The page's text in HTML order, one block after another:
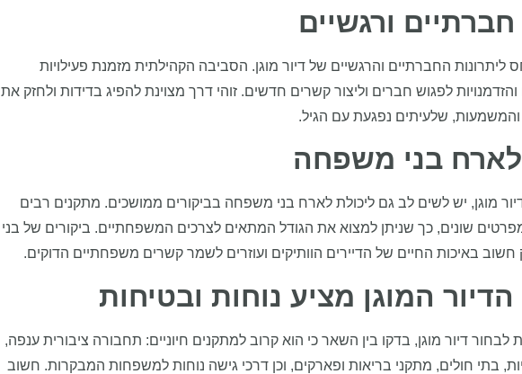
חברתיים ורגשיים
ליתרונות החברתיים והרגשיים של דיור מוגן. הסביבה הקהילתית מזמנת פעילויות
והזדמנויות לפגוש חברים וליצור קשרים חדשים. זוהי דרך מצוינת להפיג בדידות ולחזק את
שלעיתים נפגעת עם הגיל.
לארח בני משפחה
מוגן, יש לשים לב גם ליכולת לארח בני משפחה בביקורים ממושכים. מתקנים רבים
שונים, כך שניתן למצוא את הגודל המתאים לצרכים המשפחתיים. ביקורים של בני
באיכות החיים של הדיירים הוותיקים ועוזרים לשמר קשרים משפחתיים הדוקים.
הדיור המוגן מציע נוחות ובטיחות
דיור מוגן, בדקו בין השאר כי הוא קרוב למתקנים חיוניים: תחבורה ציבורית ענפה,
בתי חולים, מתקני בריאות ופארקים, וכן דרכי גישה נוחות למשפחות המבקרות. חשוב